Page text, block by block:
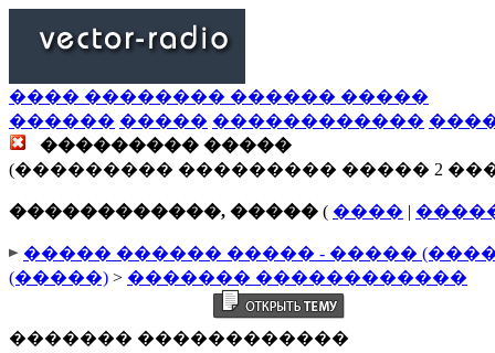
���� �������� ������ �����
������ ����� ������������
��������� �����
(��������� ��������� ����� 2
������������, ����� ( ���� |
����� ������ ����� - �����
(�����) > ������� ������������
������� ������������